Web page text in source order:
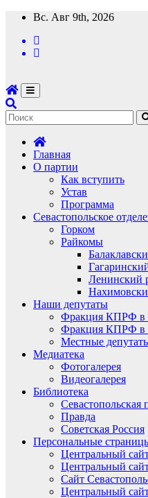
Перейти
содержимому
Вс. Авг 9th, 2026
Главная
О партии
Как вступить
Устав
Программа
Севастопольское
Горком
Райкомы
Ленинский
Наши депутаты
Фракция КПРФ в
Фракция КПРФ в
Местные
Медиатека
Фотогалерея
Видеогалерея
Библиотека
Севастопольская
Правда
Советская Россия
Персональные
Центральный
Центральный
Сайт
Центральный